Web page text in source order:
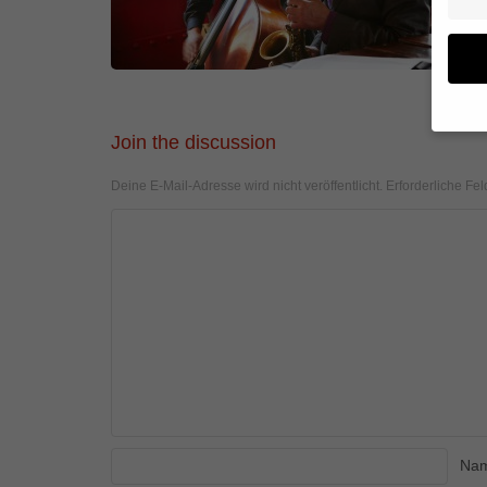
Join the discussion
Deine E-Mail-Adresse wird nicht veröffentlicht. Erforderliche